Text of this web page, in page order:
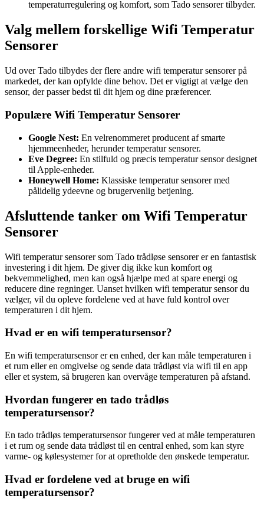
temperaturregulering og komfort, som Tado sensorer tilbyder.
Valg mellem forskellige Wifi Temperatur
Sensorer
Ud over Tado tilbydes der flere andre wifi temperatur sensorer på
markedet, der kan opfylde dine behov. Det er vigtigt at vælge den
sensor, der passer bedst til dit hjem og dine præferencer.
Populære Wifi Temperatur Sensorer
Google Nest: En velrenommeret producent af smarte
hjemmeenheder, herunder temperatur sensorer.
Eve Degree: En stilfuld og præcis temperatur sensor designet
til Apple-enheder.
Honeywell Home: Klassiske temperatur sensorer med
pålidelig ydeevne og brugervenlig betjening.
Afsluttende tanker om Wifi Temperatur
Sensorer
Wifi temperatur sensorer som Tado trådløse sensorer er en fantastisk
investering i dit hjem. De giver dig ikke kun komfort og
bekvemmelighed, men kan også hjælpe med at spare energi og
reducere dine regninger. Uanset hvilken wifi temperatur sensor du
vælger, vil du opleve fordelene ved at have fuld kontrol over
temperaturen i dit hjem.
Hvad er en wifi temperatursensor?
En wifi temperatursensor er en enhed, der kan måle temperaturen i
et rum eller en omgivelse og sende data trådløst via wifi til en app
eller et system, så brugeren kan overvåge temperaturen på afstand.
Hvordan fungerer en tado trådløs
temperatursensor?
En tado trådløs temperatursensor fungerer ved at måle temperaturen
i et rum og sende data trådløst til en central enhed, som kan styre
varme- og kølesystemer for at opretholde den ønskede temperatur.
Hvad er fordelene ved at bruge en wifi
temperatursensor?